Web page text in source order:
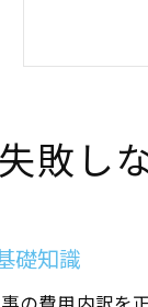
エ
空調設
空
敗し
礎知識